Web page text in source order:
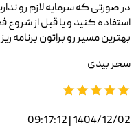
در صورتی که سرمایه لازم رو
استفاده کنید و یا قبل از
بهترین مسیر رو براتون برنامه
سحر بیدی
1404/12/02 | 09:17:12